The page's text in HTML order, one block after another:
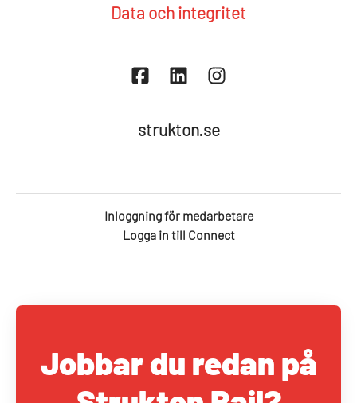
Data och integritet
strukton.se
Inloggning för medarbetare
Logga in till Connect
Jobbar du redan på